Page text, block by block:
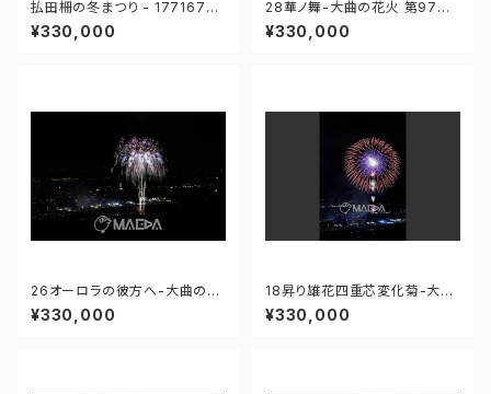
払田柵の冬まつり - 17716762
7858540
¥330,000
28華ノ舞-大曲の花火 第97回
全国花火競技大会 - 1766757
58036026
¥330,000
26オーロラの彼方へ-大曲の花
火 第97回全国花火競技大会 -
176671212359015
¥330,000
18昇り雄花四重芯変化菊-大曲
の花火 第97回全国花火競技大
会 - 176671211717005
¥330,000